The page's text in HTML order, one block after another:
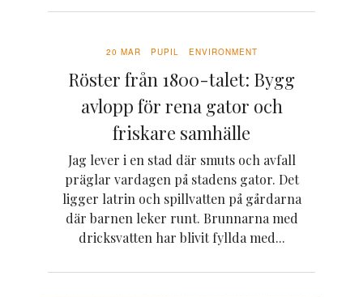
20 MAR PUPIL ENVIRONMENT
Röster från 1800-talet: Bygg
avlopp för rena gator och
friskare samhälle
Jag lever i en stad där smuts och avfall
präglar vardagen på stadens gator. Det
ligger latrin och spillvatten på gårdarna
där barnen leker runt. Brunnarna med
dricksvatten har blivit fyllda med...